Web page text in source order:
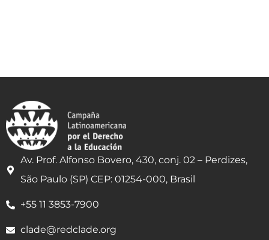
Av. Prof. Alfonso Bovero, 430, conj. 02 – Perdizes,
São Paulo (SP) CEP: 01254-000, Brasil
+55 11 3853-7900
clade@redclade.org